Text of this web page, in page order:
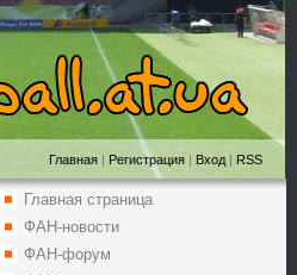
Главная | Регистрация | Вход | RSS
Главная страница
ФАН-новости
ФАН-форум